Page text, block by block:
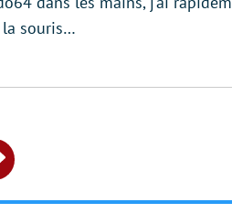
la souris…